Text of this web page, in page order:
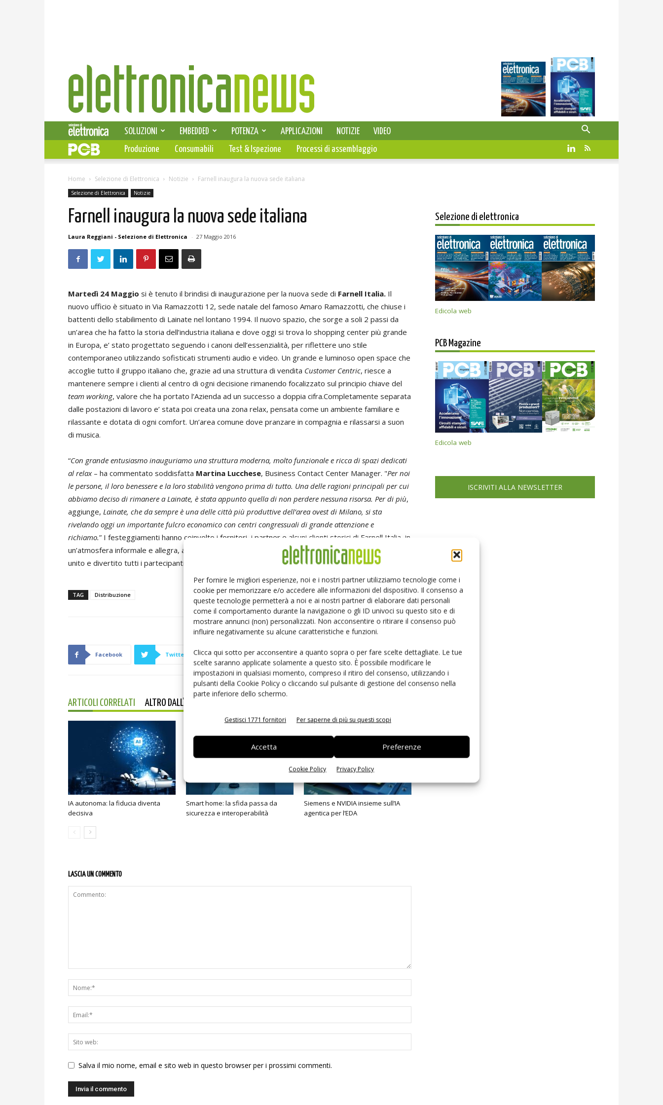
Per fornire le migliori esperienze, noi e i nostri partner utilizziamo tecnologie come i
cookie per memorizzare e/o accedere alle informazioni del dispositivo. Il consenso a
queste tecnologie permetterà a noi e ai nostri partner di elaborare dati personali
come il comportamento durante la navigazione o gli ID univoci su questo sito e di
mostrare annunci (non) personalizzati. Non acconsentire o ritirare il consenso può
influire negativamente su alcune caratteristiche e funzioni.
Clicca qui sotto per acconsentire a quanto sopra o per fare scelte dettagliate. Le tue
scelte saranno applicate solamente a questo sito. È possibile modificare le
impostazioni in qualsiasi momento, compreso il ritiro del consenso, utilizzando i
pulsanti della Cookie Policy o cliccando sul pulsante di gestione del consenso nella
parte inferiore dello schermo.
Gestisci 1771 fornitori Per saperne di più su questi scopi
Accetta Preferenze
Cookie Policy Privacy Policy
Elettronica
News
SELEZIONE DI ELETTRONICA
SOLUZIONI EMBEDDED POTENZA APPLICAZIONI NOTIZIE
VIDEO
PCB
Produzione Consumabili Test & Ispezione Processi di assemblaggio
Home Selezione di Elettronica Notizie Farnell inaugura la nuova sede italiana
Selezione di Elettronica Notizie
Farnell inaugura la nuova sede italiana
Laura Reggiani - Selezione di Elettronica - 27 Maggio 2016
Martedì 24 Maggio si è tenuto il brindisi di inaugurazione per la nuova sede di Farnell Italia. Il
nuovo ufficio è situato in Via Ramazzotti 12, sede natale del famoso Amaro Ramazzotti, che chiuse i
battenti dello stabilimento di Lainate nel lontano 1994. Il nuovo spazio, che sorge a soli 2 passi da
un’area che ha fatto la storia dell’industria italiana e dove oggi si trova lo shopping center più grande
in Europa, e’ stato progettato seguendo i canoni dell’essenzialità, per riflettere uno stile
contemporaneo utilizzando sofisticati strumenti audio e video. Un grande e luminoso open space che
accoglie tutto il gruppo italiano che, grazie ad una struttura di vendita Customer Centric, riesce a
mantenere sempre i clienti al centro di ogni decisione rimanendo focalizzato sul principio chiave del
team working, valore che ha portato l’Azienda ad un successo a doppia cifra.Completamente separata
dalle postazioni di lavoro e’ stata poi creata una zona relax, pensata come un ambiente familiare e
rilassante e dotata di ogni comfort. Un’area comune dove pranzare in compagnia e rilassarsi a suon
di musica.
“Con grande entusiasmo inauguriamo una struttura moderna, molto funzionale e ricca di spazi dedicati
al relax– ha commentato soddisfatta Martina Lucchese, Business Contact Center Manager. "Per noi
le persone, il loro benessere e la loro stabilità vengono prima di tutto. Una delle ragioni principali per cui
abbiamo deciso di rimanere a Lainate, è stata appunto quella di non perdere nessuna risorsa. Per di più,
aggiunge, Lainate, che da sempre è una delle città più produttive dell’area ovest di Milano, si sta
rivelando oggi un importante fulcro economico con centri congressuali di grande attenzione e
richiamo.” I festeggiamenti hanno coinvolto i fornitori, i partner e alcuni clienti storici di Farnell Italia, in
un’atmosfera informale e allegra, accompagnata da musica, buon vino e l’originale fotobox che ha
unito e divertito tutti i partecipanti.
TAG Distribuzione
Facebook Twitter Linkedin Pinterest Email
ARTICOLI CORRELATI ALTRO DALL'AUTORE
IA autonoma: la fiducia diventa
decisiva
Smart home: la sfida passa da
sicurezza e interoperabilità
Siemens e NVIDIA insieme sull’IA
agentica per l’EDA
LASCIA UN COMMENTO
Salva il mio nome, email e sito web in questo browser per i prossimi commenti.
Selezione di elettronica
Edicola web
PCB Magazine
Edicola web
ISCRIVITI ALLA NEWSLETTER